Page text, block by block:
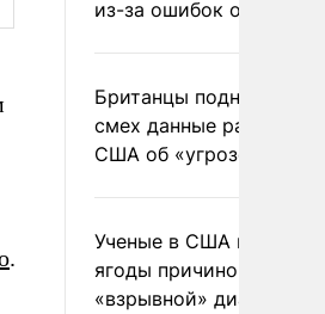
.
из-за ошибок
Британцы подняли на
смех данные разведки
США об «угрозе
Ученые в США назвали
ягоды причиной
«взрывной» диареи